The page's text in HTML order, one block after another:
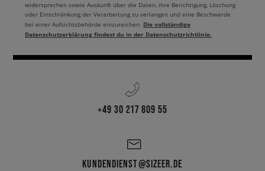
widersprechen sowie Auskunft über die Daten, ihre Berichtigung, Löschung
oder Einschränkung der Verarbeitung zu verlangen und eine Beschwerde
bei einer Aufsichtsbehörde einzureichen. Die vollständige
Datenschutzerklärung findest du in der Datenschutzrichtlinie.
+49 30 217 809 55
KUNDENDIENST@SIZEER.DE